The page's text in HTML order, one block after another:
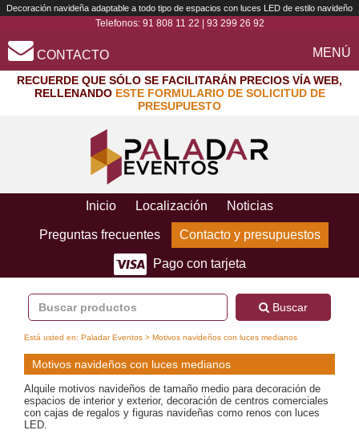
Decoración navideña adaptable a todo tipo de espacios con luces LED de estilo navideño
Telefonos: 91 808 11 22 93 299 26 92
CONTACTO MENÚ
RECUERDE QUE SÓLO SE FACILITARÁN PRECIOS VÍA WEB,
RELLENANDO ESTE FORMULARIO DE SOLICITUD DE
PRESUPUESTO
Inicio Localización Noticias
Preguntas frecuentes Contacto y presupuestos
Pago con tarjeta
Buscar
Está usted en: Paladar Eventos > Motivos navideños con luces medianos
Motivos navideños con luces medianos
Alquile motivos navideños de tamaño medio para decoración de
espacios de interior y exterior, decoración de centros comerciales
con cajas de regalos y figuras navideñas como renos con luces
LED.